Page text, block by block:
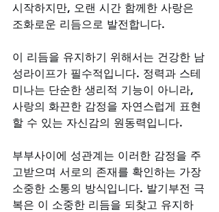
시작하지만, 오랜 시간 함께한 사랑은
조화로운 리듬으로 발전합니다.
이 리듬을 유지하기 위해서는 건강한 남
성라이프가 필수적입니다. 정력과 스테
미나는 단순한 생리적 기능이 아니라,
사랑의 화끈한 감정을 자연스럽게 표현
할 수 있는 자신감의 원동력입니다.
부부사이에 성관계는 이러한 감정을 주
고받으며 서로의 존재를 확인하는 가장
소중한 소통의 방식입니다. 발기부전 극
복은 이 소중한 리듬을 되찾고 유지하